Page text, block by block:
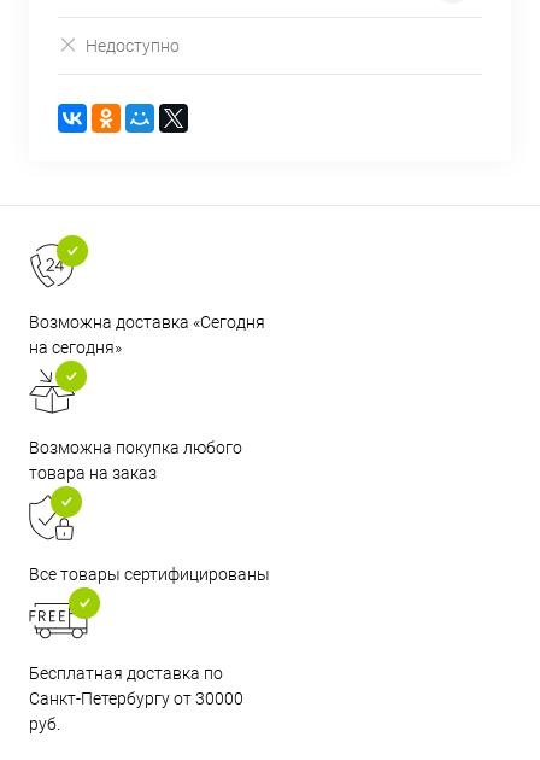
Недоступно
Возможна доставка «Сегодня
на сегодня»
Возможна покупка любого
товара на заказ
Все товары сертифицированы
Бесплатная доставка по
Санкт-Петербургу от 30000
руб.